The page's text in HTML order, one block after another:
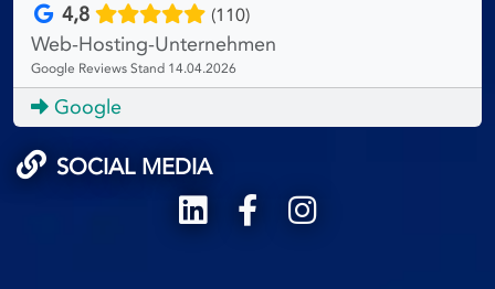
4,8
(110)
Web-Hosting-Unternehmen
Google Reviews Stand 14.04.2026
Google
SOCIAL MEDIA